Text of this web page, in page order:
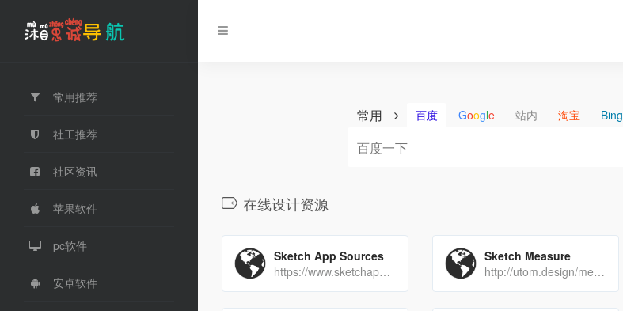
常用推荐
社工推荐
社区资讯
苹果软件
pc软件
安卓软件
常用 百度 Google 站内 淘宝 Bing
在线设计资源
Sketch App Sources
https://www.sketchappsources.com/
Sketch Measure
http://utom.design/measure/